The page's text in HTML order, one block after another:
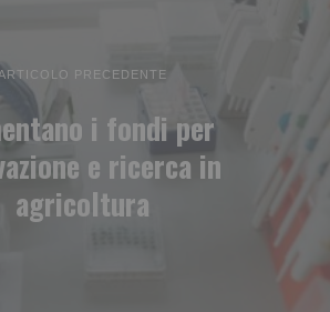
ARTICOLO PRECEDENTE
i fondi per
e ricerca in
agricoltura